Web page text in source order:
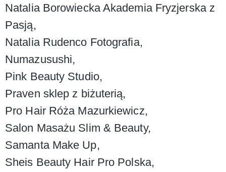
Natalia Borowiecka Akademia Fryzjerska z
Pasją,
Natalia Rudenco Fotografia,
Numazusushi,
Pink Beauty Studio,
Praven sklep z biżuterią,
Pro Hair Róża Mazurkiewicz,
Salon Masażu Slim & Beauty,
Samanta Make Up,
Sheis Beauty Hair Pro Polska,